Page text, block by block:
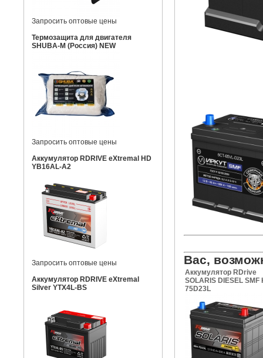
Запросить оптовые цены
Термозащита для двигателя
SHUBA-M (Россия) NEW
Запросить оптовые цены
Аккумулятор RDRIVE eXtremal HD
YB16AL-A2
Запросить оптовые цены
Аккумулятор RDRIVE eXtremal
Silver YTX4L-BS
Вас,
Аккумулятор RDrive
SOLARIS DIESEL SMF
75D23L